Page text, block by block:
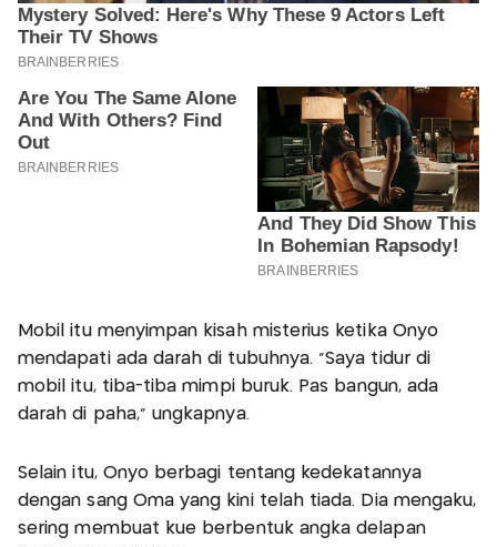
Mobil itu menyimpan kisah misterius ketika Onyo
mendapati ada darah di tubuhnya. “Saya tidur di
mobil itu, tiba-tiba mimpi buruk. Pas bangun, ada
darah di paha," ungkapnya.
Selain itu, Onyo berbagi tentang kedekatannya
dengan sang Oma yang kini telah tiada. Dia mengaku,
sering membuat kue berbentuk angka delapan